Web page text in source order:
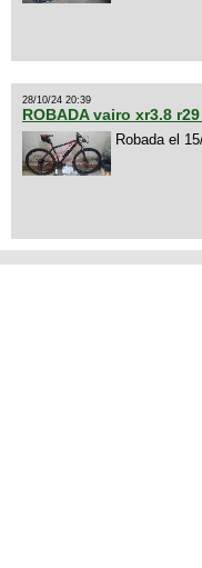
28/10/24 20:39
ROBADA vairo xr3.8
Robada el